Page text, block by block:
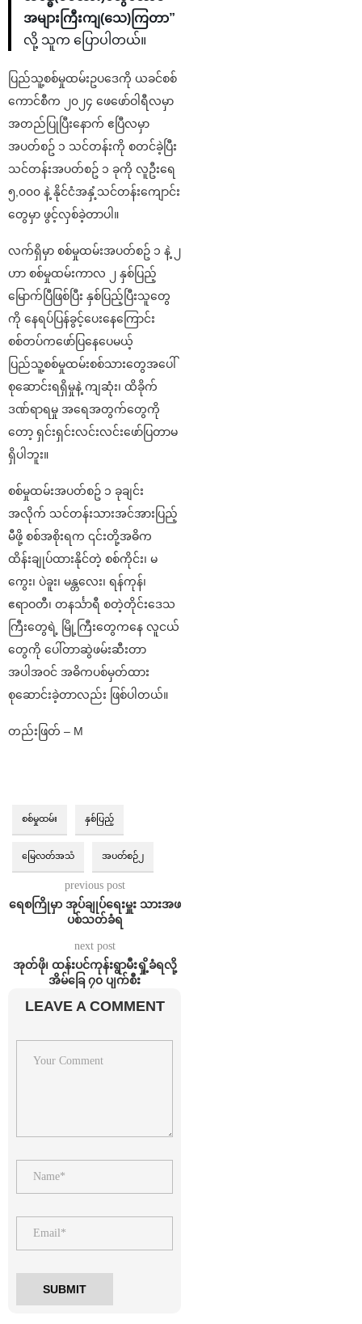
အများကြီးကျ(သေ)ကြတာ”
လို့ သူက ပြောပါတယ်။
ပြည်သူ့စစ်မှုထမ်းဥပဒေကို ယခင်စစ်
ကောင်စီက ၂၀၂၄ ဖေဖော်ဝါရီလမှာ
အတည်ပြုပြီးနောက် ဧပြီလမှာ
အပတ်စဥ် ၁ သင်တန်းကို စတင်ခဲ့ပြီး
သင်တန်းအပတ်စဥ် ၁ ခုကို လူဦးရေ
၅,၀၀၀ နဲ့ နိုင်ငံအနှံ့သင်တန်းကျောင်း
တွေမှာ ဖွင့်လှစ်ခဲ့တာပါ။
လက်ရှိမှာ စစ်မှုထမ်းအပတ်စဥ် ၁ နဲ့ ၂
ဟာ စစ်မှုထမ်းကာလ ၂ နှစ်ပြည့်
မြောက်ပြီဖြစ်ပြီး နှစ်ပြည့်ပြီးသူတွေ
ကို နေရပ်ပြန်ခွင့်ပေးနေကြောင်း
စစ်တပ်ကဖော်ပြနေပေမယ့်
ပြည်သူ့စစ်မှုထမ်းစစ်သားတွေအပေါ်
စုဆောင်းရရှိမှုနဲ့ ကျဆုံး၊ ထိခိုက်
ဒဏ်ရာရမှု အရေအတွက်တွေကို
တော့ ရှင်းရှင်းလင်းလင်းဖော်ပြတာမ
ရှိပါဘူး။
စစ်မှုထမ်းအပတ်စဥ် ၁ ခုချင်း
အလိုက် သင်တန်းသားအင်အားပြည့်
မီဖို့ စစ်အစိုးရက ၎င်းတို့အဓိက
ထိန်းချုပ်ထားနိုင်တဲ့ စစ်ကိုင်း၊ မ
ကွေး၊ ပဲခူး၊ မန္တလေး၊ ရန်ကုန်၊
ဧရာဝတီ၊ တနင်္သာရီ စတဲ့တိုင်းဒေသ
ကြီးတွေရဲ့ မြို့ကြီးတွေကနေ လူငယ်
တွေကို ပေါ်တာဆွဲဖမ်းဆီးတာ
အပါအဝင် အဓိကပစ်မှတ်ထား
စုဆောင်းခဲ့တာလည်း ဖြစ်ပါတယ်။
တည်းဖြတ် – M
စစ်မှုထမ်း နှစ်ပြည့်
မြေလတ်အသံ အပတ်စဉ်၂
previous post
ရေစကြိုမှာ အုပ်ချုပ်ရေးမှူး သားအဖ
ပစ်သတ်ခံရ
next post
အုတ်ဖို၊ ထန်းပင်ကုန်းရွာမီးရှို့ခံရလို့
အိမ်ခြေ ၇၀ ပျက်စီး
LEAVE A COMMENT